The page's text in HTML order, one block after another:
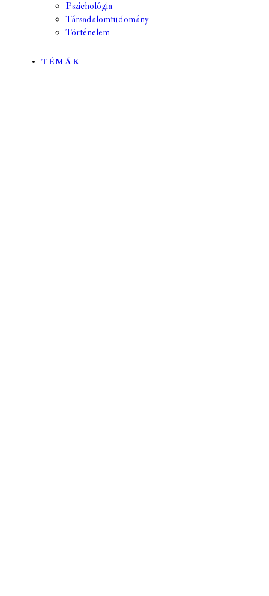
Pszichológia
Társadalomtudomány
Történelem
TÉMÁK